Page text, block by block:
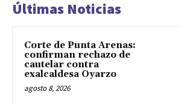
Últimas Noticias
Corte de Punta Arenas:
confirman rechazo de
cautelar contra
exalcaldesa Oyarzo
agosto 8, 2026